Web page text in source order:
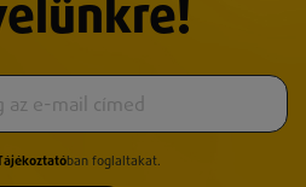
ban foglaltakat.